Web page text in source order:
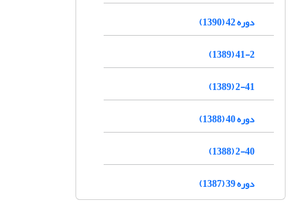
دوره 42 (1390)
41-2 (1389)
2-41 (1389)
دوره 40 (1388)
2-40 (1388)
دوره 39 (1387)